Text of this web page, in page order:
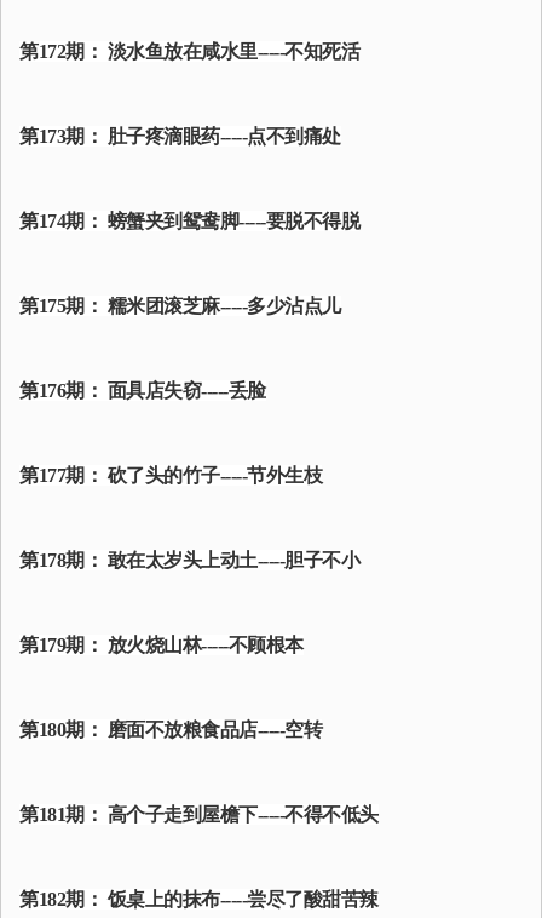
第172期： 淡水鱼放在咸水里-----不知死活
第173期： 肚子疼滴眼药-----点不到痛处
第174期： 螃蟹夹到鸳鸯脚-----要脱不得脱
第175期： 糯米团滚芝麻-----多少沾点儿
第176期： 面具店失窃-----丢脸
第177期： 砍了头的竹子-----节外生枝
第178期： 敢在太岁头上动土-----胆子不小
第179期： 放火烧山林-----不顾根本
第180期： 磨面不放粮食品店-----空转
第181期： 高个子走到屋檐下-----不得不低头
第182期： 饭桌上的抹布-----尝尽了酸甜苦辣